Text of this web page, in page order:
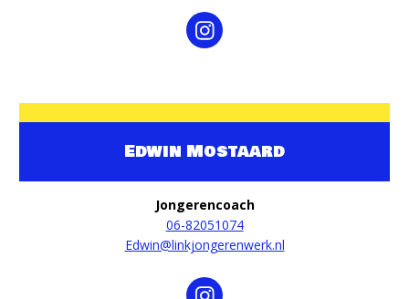
Edwin Mostaard
Jongerencoach
06-82051074
Edwin@linkjongerenwerk.nl